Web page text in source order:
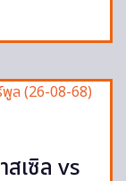
เซิล vs